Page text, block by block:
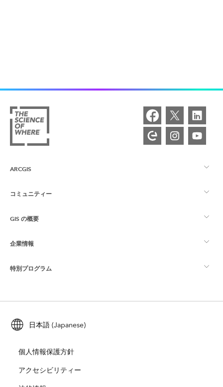
ARCGIS
ArcGIS の概要
マッピング
コミュニティー
Esri Community
ArcGIS ブログ
Esri Young Professionals Network
GIS の概要
GIS とは
ロケーション インテリジェンス
トレーニング
ArcUser
ArcNews
ArcWatch
企業情報
Esri について
採用情報
オープンビジョン
特別プログラム
ArcGIS for Student Use
自然保護
日本語 (Japanese)
個人情報保護方針
アクセシビリティー